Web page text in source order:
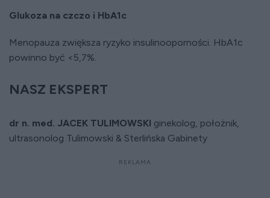
Glukoza na czczo i HbA1c
Menopauza zwiększa ryzyko insulinooporności. HbA1c
powinno być <5,7%.
NASZ EKSPERT
dr n. med. JACEK TULIMOWSKI ginekolog, położnik,
ultrasonolog Tulimowski & Sterlińska Gabinety